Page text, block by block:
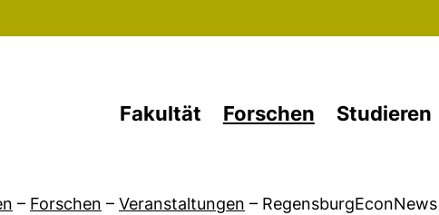
Fakultät Forschen Studieren
– Forschen – Veranstaltungen – RegensburgEconNews